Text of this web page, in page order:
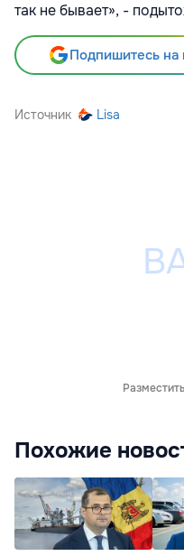
так не бывает», -
Подпишитесь на
Источник Lisa
Похожие